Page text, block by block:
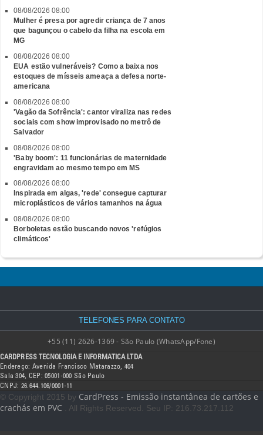
08/08/2026 08:00
Mulher é presa por agredir criança de 7 anos
que bagunçou o cabelo da filha na escola em
MG
08/08/2026 08:00
EUA estão vulneráveis? Como a baixa nos
estoques de mísseis ameaça a defesa norte-
americana
08/08/2026 08:00
'Vagão da Sofrência': cantor viraliza nas redes
sociais com show improvisado no metrô de
Salvador
08/08/2026 08:00
'Baby boom': 11 funcionárias de maternidade
engravidam ao mesmo tempo em MS
08/08/2026 08:00
Inspirada em algas, 'rede' consegue capturar
microplásticos de vários tamanhos na água
08/08/2026 08:00
Borboletas estão buscando novos 'refúgios
climáticos'
TELEFONES PARA CONTATO
+55 (11) 2626-1369 - São Paulo (WhatsApp/Fone)
CARDPRESS TECNOLOGIA E INFORMATICA LTDA
Endereço: Avenida Francisco Matarazzo, 404
Sala 304, CEP: 05001-000 São Paulo
CNPJ: 26.644.106/0001-11
© Copyright 2015 by CardPress - Emissão instantânea de cartões e
crachás em PVC . All Rights Reserved. Seu IP: 216.73.217.112